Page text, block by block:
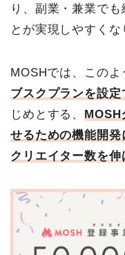
り、副業・兼業で
とが実現しやすくな
MOSHでは、このよ
ブスクプランを設
じめとする、
せるための機能開
クリエイター数を